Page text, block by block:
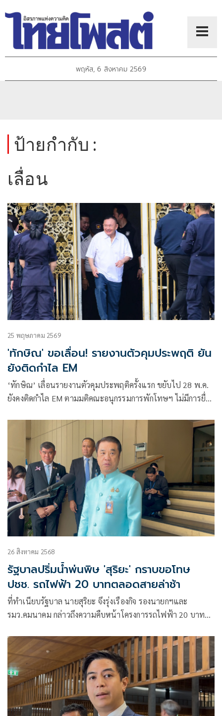
พฤหัส, 6 สิงหาคม 2569
ป้ายกำกับ :
เลื่อน
25 พฤษภาคม 2569
'ทักษิณ' ขอเลื่อน! รายงานตัวคุมประพฤติ ยัน
ยังติดกำไล EM
‘ทักษิณ’ เลื่อนรายงานตัวคุมประพฤติครั้งแรก ขยับไป 28 พ.ค.
ยังคงติดกำไล EM ตามมติคณะอนุกรรมการพักโทษฯ ไม่มีการยื่น
26 สิงหาคม 2568
รัฐบาลปริ่มน้ำพ่นพิษ 'สุริยะ' กราบขอโทษ
ปชช. รถไฟฟ้า 20 บาทตลอดสายล่าช้า
ที่ทำเนียบรัฐบาล นายสุริยะ จึงรุ่งเรืองกิจ รองนายกฯและ
รมว.คมนาคม กล่าวถึงความคืบหน้าโครงการรถไฟฟ้า 20 บาท